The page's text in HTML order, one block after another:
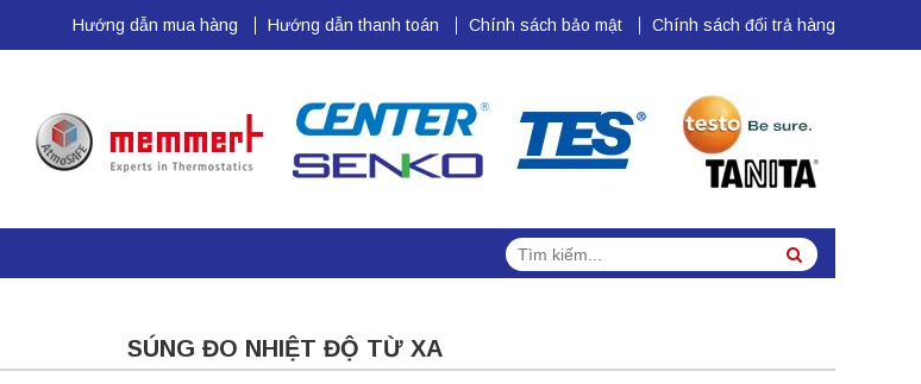
Hướng dẫn mua hàng Hướng dẫn thanh toán Chính sách bảo mật Chính sách đổi trả hàng
Tìm
kiếm:
Search
SÚNG ĐO NHIỆT ĐỘ TỪ XA